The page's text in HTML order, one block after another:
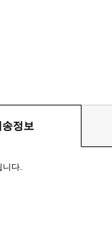
정보
니다.